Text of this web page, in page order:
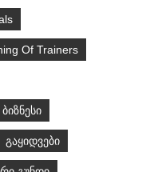
Of Trainers
ბიზნესი
გაყიდვები